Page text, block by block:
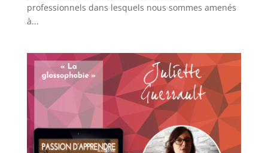
professionnels dans lesquels nous sommes amenés
à...